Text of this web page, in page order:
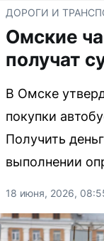
ДОРОГИ И
Омские
получат
В Омске
покупки
Получить
выполнении
18 июня, 2026,